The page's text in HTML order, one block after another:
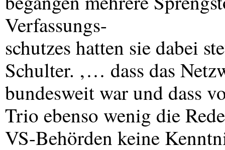
Verfassungs-
schutzes hatten sie dabei
Schulter. ‚… dass das
bundesweit war und dass
Trio ebenso wenig die
VS-Behörden keine